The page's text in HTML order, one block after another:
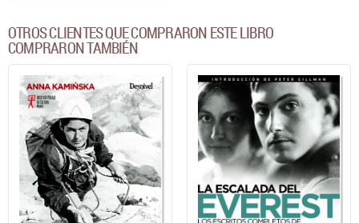
OTROS CLIENTES QUE COMPRARON ESTE LIBRO
COMPRARON TAMBIÉN